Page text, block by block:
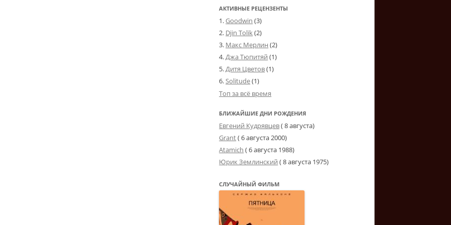
АКТИВНЫЕ РЕЦЕНЗЕНТЫ
Goodwin (3)
Djin Tolik(2)
Макс Мерлин (2)
Джа Тюпитяй (1)
Дитя Цветов(1)
Solitude(1)
Топ за всё время
БЛИЖАЙШИЕ ДНИ РОЖДЕНИЯ
Евгений Кудрявцев( 8 августа)
Grant(6 августа 2000)
Atamich (6 августа 1988)
Юрик Землинский (8 августа 1975)
СЛУЧАЙНЫЙ ФИЛЬМ